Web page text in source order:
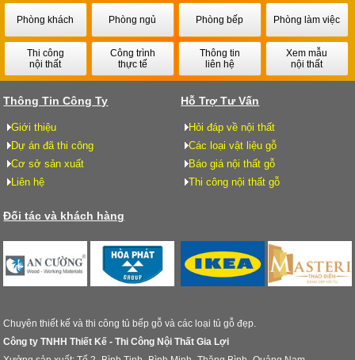
Phòng khách Phòng ngủ Phòng bếp Phòng làm việc
Thi công
nội thất
Công trình
thực tế
Thông tin
liên hệ
Xem mẫu
nội thất
Thông Tin Công Ty
Giới thiệu
Dự án đã thi công
Cơ sở sản xuất
Liên hệ
Hỗ Trợ Tư Vấn
Hỏi đáp về nội thất
Các loại vật liệu gỗ
Báo giá nội thất gỗ
Thi công nội thất gỗ
Đối tác và khách hàng
Chuyên thiết kế và thi công tủ bếp gỗ và các loại tủ gỗ đẹp.
Công ty TNHH Thiết Kế - Thi Công Nội Thất Gia Lợi